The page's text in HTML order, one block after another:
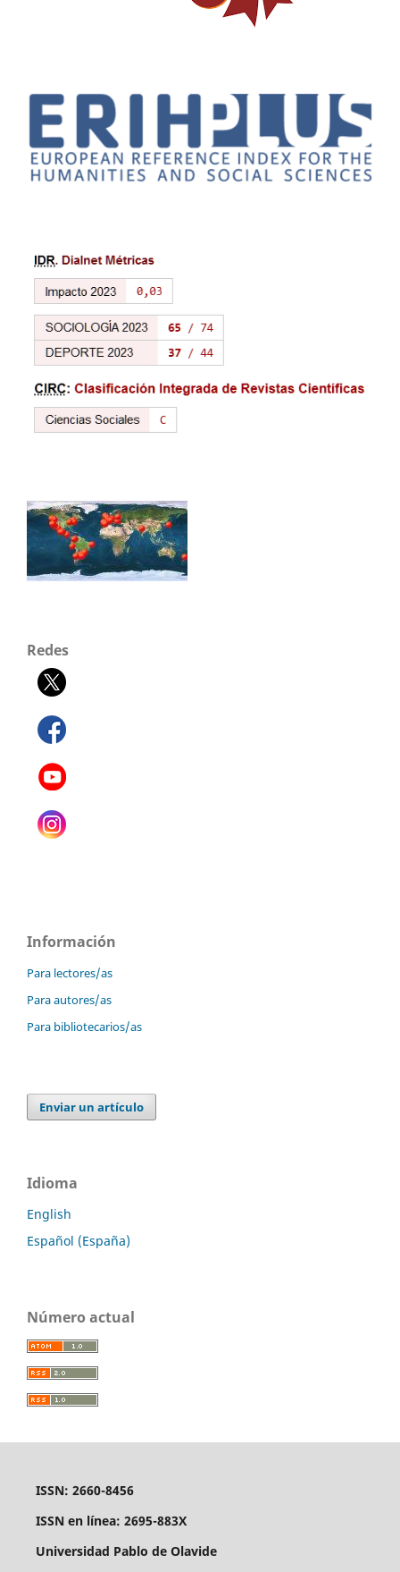
Redes
Información
Para lectores/as
Para autores/as
Para bibliotecarios/as
Enviar un artículo
Idioma
English
Español (España)
Número actual
ISSN: 2660-8456
ISSN en línea: 2695-883X
Universidad Pablo de Olavide